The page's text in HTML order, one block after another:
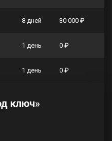
8 дней 30 000 ₽
1 день 0 ₽
1 день 0 ₽
ключ»